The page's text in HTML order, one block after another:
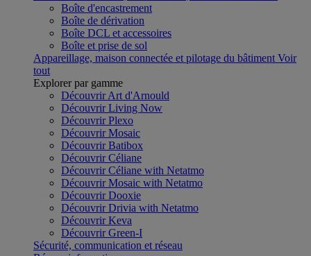
Boîte d'encastrement
Boîte de dérivation
Boîte DCL et accessoires
Boîte et prise de sol
Appareillage, maison connectée et pilotage du bâtiment Voir
tout
Explorer par gamme
Découvrir Art d'Arnould
Découvrir Living Now
Découvrir Plexo
Découvrir Mosaic
Découvrir Batibox
Découvrir Céliane
Découvrir Céliane with Netatmo
Découvrir Mosaic with Netatmo
Découvrir Dooxie
Découvrir Drivia with Netatmo
Découvrir Keva
Découvrir Green-I
Sécurité, communication et réseau